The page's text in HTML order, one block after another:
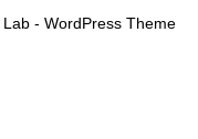
- WordPress Theme